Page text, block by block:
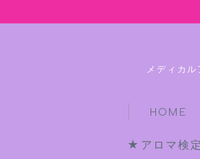
メディカ
HOME
★アロマ検